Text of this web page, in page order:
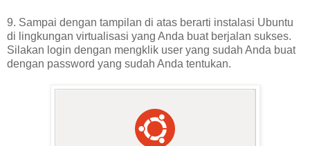
9. Sampai dengan tampilan di atas berarti instalasi Ubuntu
di lingkungan virtualisasi yang Anda buat berjalan sukses.
Silakan login dengan mengklik user yang sudah Anda buat
dengan password yang sudah Anda tentukan.